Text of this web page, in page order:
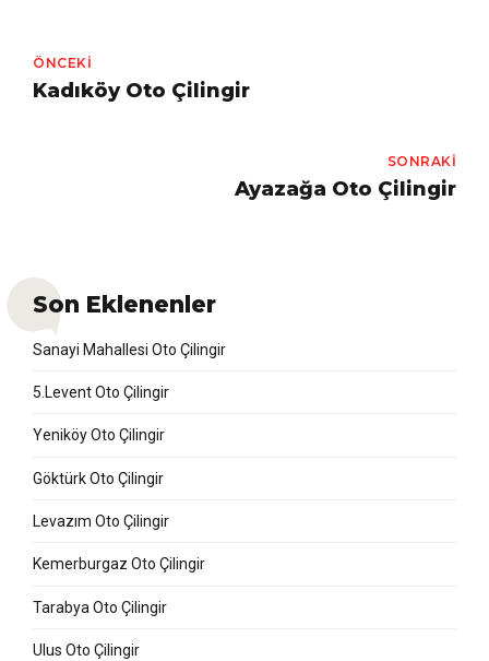
ÖNCEKI
Kadıköy Oto Çilingir
SONRAKI
Ayazağa Oto Çilingir
Son Eklenenler
Sanayi Mahallesi Oto Çilingir
5.Levent Oto Çilingir
Yeniköy Oto Çilingir
Göktürk Oto Çilingir
Levazım Oto Çilingir
Kemerburgaz Oto Çilingir
Tarabya Oto Çilingir
Ulus Oto Çilingir